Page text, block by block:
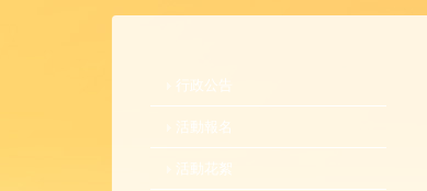
行政公告
活動報名
活動花絮